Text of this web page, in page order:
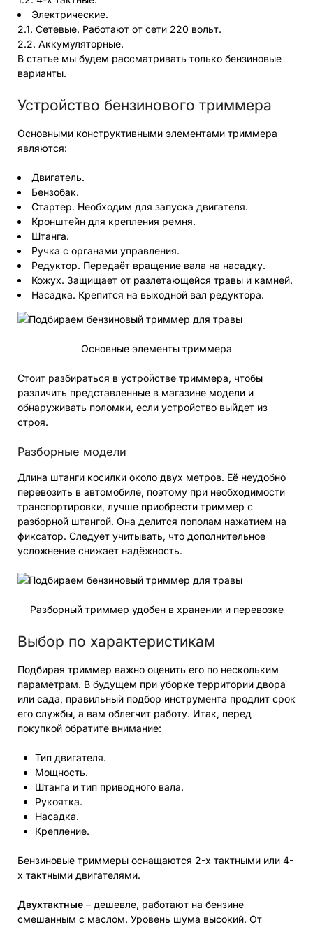
Электрические.
2.1. Сетевые. Работают от сети 220 вольт.
2.2. Аккумуляторные.
В статье мы будем рассматривать только бензиновые
варианты.
Устройство бензинового триммера
Основными конструктивными элементами триммера
являются:
Двигатель.
Бензобак.
Стартер. Необходим для запуска двигателя.
Кронштейн для крепления ремня.
Штанга.
Ручка с органами управления.
Редуктор. Передаёт вращение вала на насадку.
Кожух. Защищает от разлетающейся травы и камней.
Насадка. Крепится на выходной вал редуктора.
Основные элементы триммера
Стоит разбираться в устройстве триммера, чтобы
различить представленные в магазине модели и
обнаруживать поломки, если устройство выйдет из
строя.
Разборные модели
Длина штанги косилки около двух метров. Её неудобно
перевозить в автомобиле, поэтому при необходимости
транспортировки, лучше приобрести триммер с
разборной штангой. Она делится пополам нажатием на
фиксатор. Следует учитывать, что дополнительное
усложнение снижает надёжность.
Разборный триммер удобен в хранении и перевозке
Выбор по характеристикам
Подбирая триммер важно оценить его по нескольким
параметрам. В будущем при уборке территории двора
или сада, правильный подбор инструмента продлит срок
его службы, а вам облегчит работу. Итак, перед
покупкой обратите внимание:
Тип двигателя.
Мощность.
Штанга и тип приводного вала.
Рукоятка.
Насадка.
Крепление.
Бензиновые триммеры оснащаются 2-х тактными или 4-
х тактными двигателями.
Двухтактные – дешевле, работают на бензине
смешанным с маслом. Уровень шума высокий. От